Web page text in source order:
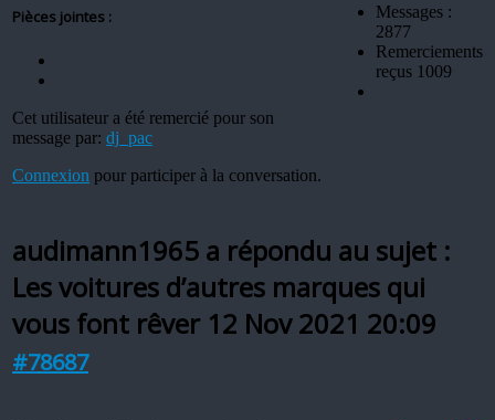
Pièces jointes :
Cet utilisateur a été remercié pour son
message par: dj_pac
Connexion pour participer à la conversation.
Messages :
2877
Remerciements
reçus 1009
audimann1965 a répondu au sujet :
Les voitures d’autres marques qui
vous font rêver 12 Nov 2021 20:09
#78687